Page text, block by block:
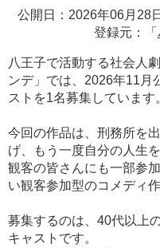
公開日：2026年06月28
登録元：「
八王子で活動する社会人
ンデ」では、2026年11月
ストを1名募集しています
今回の作品は、刑務所を
げ、もう一度自分の人生
観客の皆さんにも一部参
い観客参加型のコメディ
募集するのは、40代以上
キャストです。